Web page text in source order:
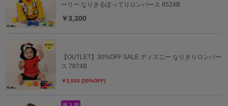
ーリー なりきるぽってりロンパース 8524B
￥3,300
【OUTLET】30%OFF SALE ディズニー なりきりロンパー
ス 7874B
￥3,003 (30%OFF)